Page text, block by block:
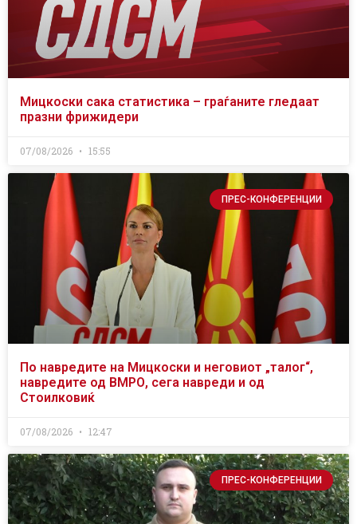
Мицкоски сака статистика – граѓаните гледаат
празни фрижидери
07/08/2026 15:55
ПРЕС-КОНФЕРЕНЦИИ
По навредите на Мицкоски и неговиот „талог“,
навредите од ВМРО, сега навреди и од
Стоилковиќ
07/08/2026 12:47
ПРЕС-КОНФЕРЕНЦИИ